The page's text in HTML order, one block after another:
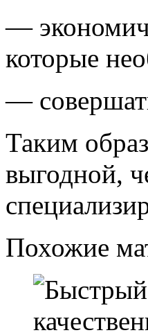
—
которые
—
Таким
выгодной,
Похожие